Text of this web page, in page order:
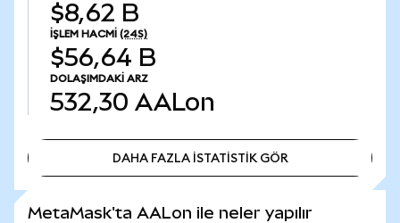
$8,62 B
İŞLEM HACMI (24S)
$56,64 B
DOLAŞIMDAKI ARZ
532,30 AALon
DAHA FAZLA İSTATİSTİK GÖR
MetaMask'ta AALon ile neler yapılır